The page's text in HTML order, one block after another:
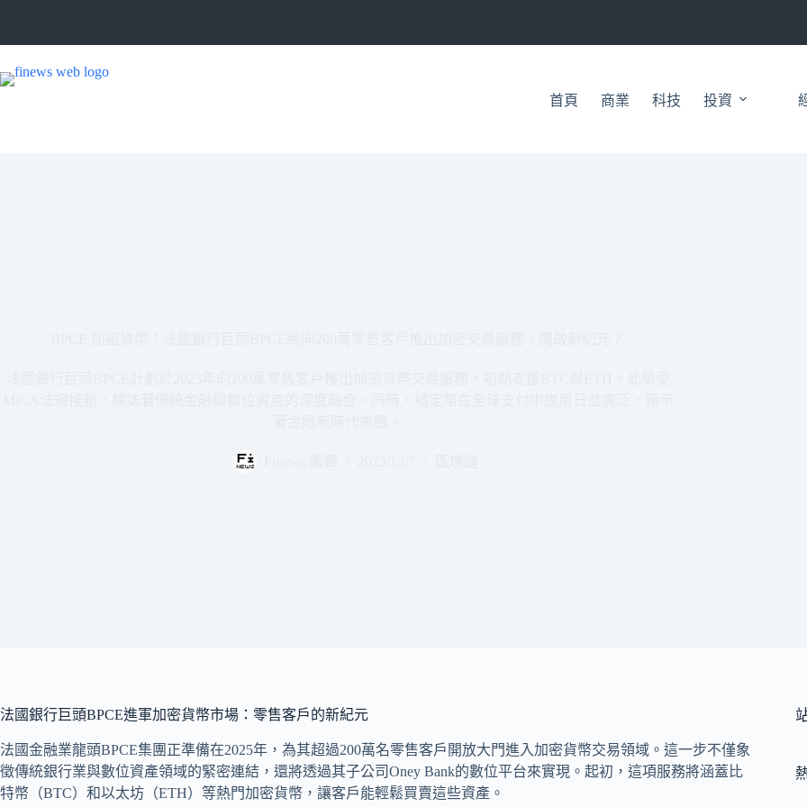
要
首頁 商業 科技 投資
法國銀行巨頭BPCE進軍加密貨幣市場：零售客戶的新紀元
法國金融業龍頭BPCE集團正準備在2025年，為其超過200萬名零售客戶開放大門進入加密貨幣交易領域。這一步不僅象
徵傳統銀行業與數位資產領域的緊密連結，還將透過其子公司Oney Bank的數位平台來實現。起初，這項服務將涵蓋比
特幣（BTC）和以太坊（ETH）等熱門加密貨幣，讓客戶能輕鬆買賣這些資產。